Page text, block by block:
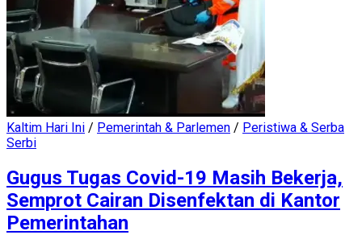
Kaltim Hari Ini / Pemerintah & Parlemen / Peristiwa & Serba
Serbi
Gugus Tugas Covid-19 Masih Bekerja,
Semprot Cairan Disenfektan di Kantor
Pemerintahan